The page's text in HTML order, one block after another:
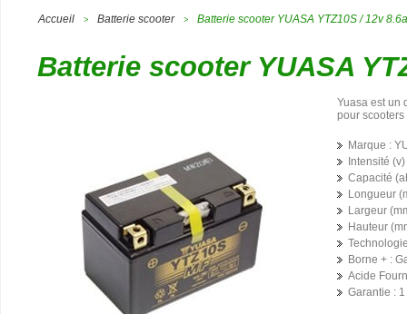
Accueil > Batterie scooter > Batterie scooter YUASA YTZ10S / 12v
Batterie scooter YUASA
Yuasa est un
pour scooters
Marque :
Intensité (v)
Capacité
Longueur
Largeur
Hauteur
Borne + :
Acide
Garantie :